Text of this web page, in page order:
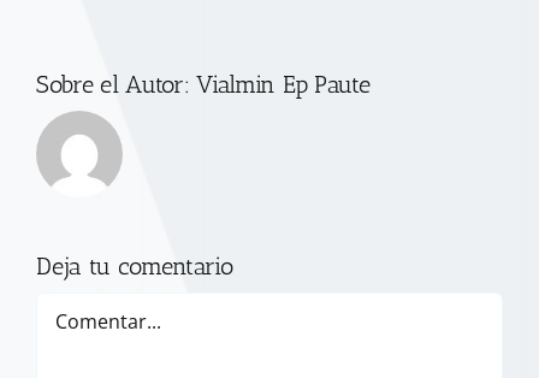
Sobre el Autor:Vialmin Ep Paute
Deja tu comentario